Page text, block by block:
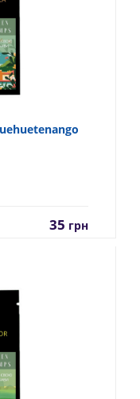
35 грн